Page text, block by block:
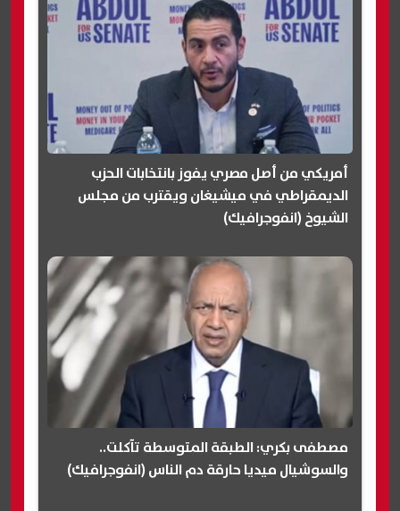
أمريكي من أصل مصري يفوز بانتخابات الحزب
الديمقراطي في ميشيغان ويقترب من مجلس
الشيوخ (انفوجرافيك)
مصطفى بكري: الطبقة المتوسطة تآكلت..
والسوشيال ميديا حارقة دم الناس (انفوجرافيك)